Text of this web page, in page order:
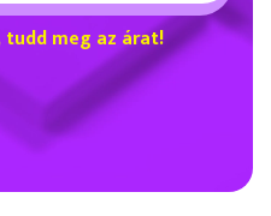
meg az árat!